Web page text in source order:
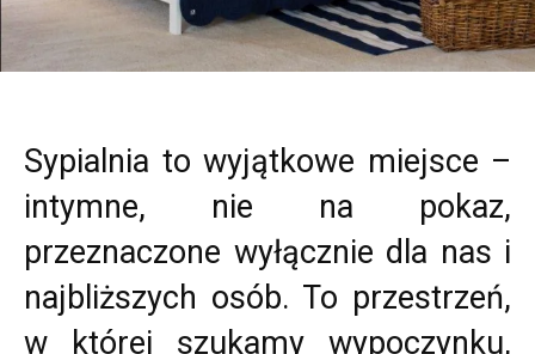
Sypialnia to wyjątkowe miejsce –
intymne, nie na pokaz,
przeznaczone wyłącznie dla nas i
najbliższych osób. To przestrzeń,
w której szukamy wypoczynku,